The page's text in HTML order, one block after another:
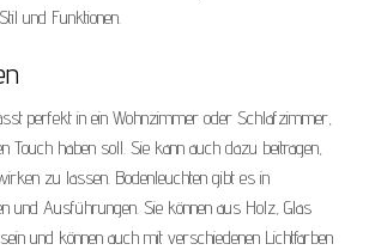
und Funktionen.
perfekt in ein Wohnzimmer oder Schlafzimmer,
Touch haben soll. Sie kann auch dazu beitragen,
zu lassen. Bodenleuchten gibt es in
und Ausführungen. Sie können aus Holz, Glas
und können auch mit verschiedenen Lichtfarben